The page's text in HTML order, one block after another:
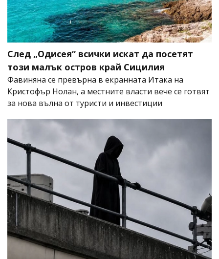
След „Одисея“ всички искат да посетят
този малък остров край Сицилия
Фавиняна се превърна в екранната Итака на
Кристофър Нолан, а местните власти вече се готвят
за нова вълна от туристи и инвестиции